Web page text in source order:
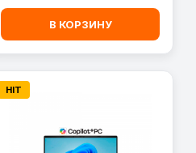
В КОРЗИНУ
HIT